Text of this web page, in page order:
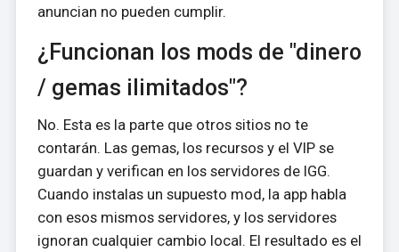
anuncian no pueden cumplir.
¿Funcionan los mods de "dinero
/ gemas ilimitados"?
No. Esta es la parte que otros sitios no te
contarán. Las gemas, los recursos y el VIP se
guardan y verifican en los servidores de IGG.
Cuando instalas un supuesto mod, la app habla
con esos mismos servidores, y los servidores
ignoran cualquier cambio local. El resultado es el